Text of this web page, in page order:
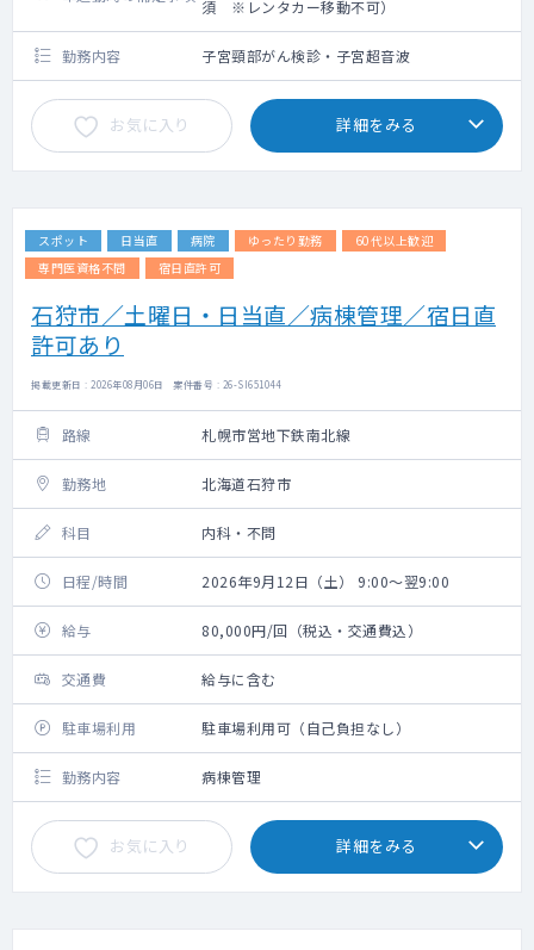
須 ※レンタカー移動不可）
勤務内容 子宮頸部がん検診・子宮超音波
お気に入り 詳細をみる
スポット 日当直 病院 ゆったり勤務
60代以上歓迎
専門医資格不問
宿日直許可
石狩市／土曜日・日当直／病棟管理／宿日直
許可あり
掲載更新日 : 2026年08月06日 案件番号 : 26-SI651044
路線 札幌市営地下鉄南北線
勤務地 北海道石狩市
科目 内科・不問
日程/時間 2026年9月12日（土） 9:00～翌9:00
給与 80,000円/回（税込・交通費込）
交通費 給与に含む
駐車場利用 駐車場利用可（自己負担なし）
勤務内容 病棟管理
お気に入り 詳細をみる